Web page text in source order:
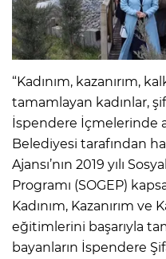
“Kadınım, kazanırım,
tamamlayan kadınlar,
İspendere İçmelerinde
Belediyesi tarafından
Ajansı’nın 2019 yılı
Programı (SOGEP)
Kadınım, Kazanırım ve
eğitimlerini başarıyla
bayanların İspendere